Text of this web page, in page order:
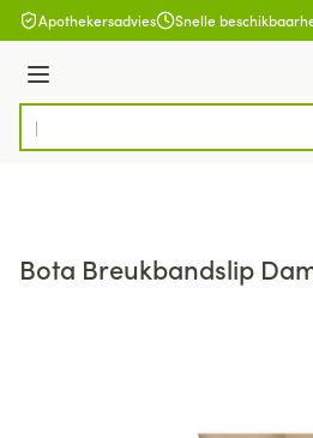
Ga naar de inhoud
Apothekersadvies Snelle
Menu
Product, merk, categorie...
Bota Breukbandslip